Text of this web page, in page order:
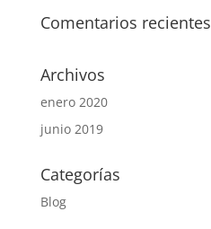
Comentarios recientes
Archivos
enero 2020
junio 2019
Categorías
Blog